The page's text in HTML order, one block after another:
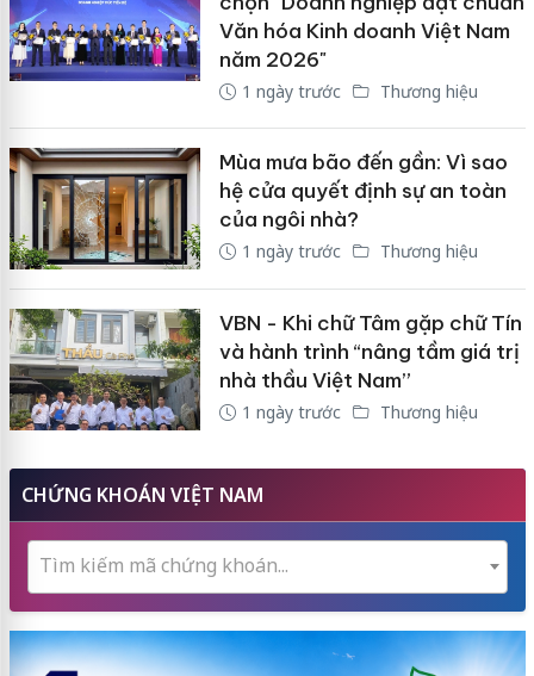
Văn hóa Kinh doanh Việt Nam
năm 2026"
1 ngày trước Thương hiệu
Mùa mưa bão đến gần: Vì sao
hệ cửa quyết định sự an toàn
của ngôi nhà?
1 ngày trước Thương hiệu
VBN - Khi chữ Tâm gặp chữ Tín
và hành trình “nâng tầm giá trị
nhà thầu Việt Nam”
1 ngày trước Thương hiệu
CHỨNG KHOÁN VIỆT NAM
Tìm kiếm mã chứng khoán...